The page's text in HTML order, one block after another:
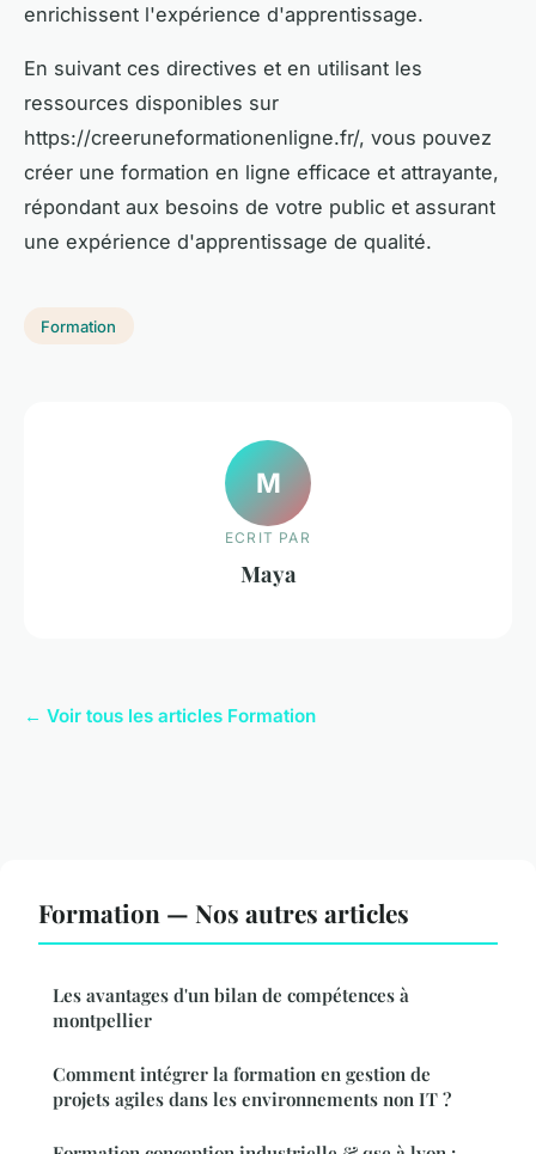
enrichissent l'expérience d'apprentissage.
En suivant ces directives et en utilisant les
ressources disponibles sur
https://creeruneformationenligne.fr/, vous pouvez
créer une formation en ligne efficace et attrayante,
répondant aux besoins de votre public et assurant
une expérience d'apprentissage de qualité.
Formation
M
ECRIT PAR
Maya
← Voir tous les articles Formation
Formation — Nos autres articles
Les avantages d'un bilan de compétences à
montpellier
Comment intégrer la formation en gestion de
projets agiles dans les environnements non IT ?